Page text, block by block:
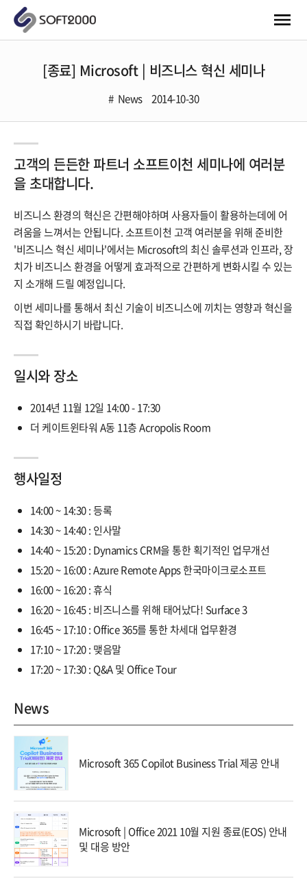
[종료] Microsoft | 비즈니스 혁신 세미나
News 2014-10-30
고객의 든든한 파트너 소프트이천 세미나에 여러분
을 초대합니다.
비즈니스 환경의 혁신은 간편해야하며 사용자들이 활용하는데에 어
려움을 느껴서는 안됩니다. 소프트이천 고객 여러분을 위해 준비한
'비즈니스 혁신 세미나'에서는 Microsoft의 최신 솔루션과 인프라, 장
치가 비즈니스 환경을 어떻게 효과적으로 간편하게 변화시킬 수 있는
지 소개해 드릴 예정입니다.
이번 세미나를 통해서 최신 기술이 비즈니스에 끼치는 영향과 혁신을
직접 확인하시기 바랍니다.
일시와 장소
2014년 11월 12일 14:00 - 17:30
더 케이트윈타워 A동 11층 Acropolis Room
행사일정
14:00 ~ 14:30 : 등록
14:30 ~ 14:40 : 인사말
14:40 ~ 15:20 : Dynamics CRM을 통한 획기적인 업무개선
15:20 ~ 16:00 : Azure Remote Apps 한국마이크로소프트
16:00 ~ 16:20 : 휴식
16:20 ~ 16:45 : 비즈니스를 위해 태어났다! Surface 3
16:45 ~ 17:10 : Office 365를 통한 차세대 업무환경
17:10 ~ 17:20 : 맺음말
17:20 ~ 17:30 : Q&A 및 Office Tour
News
Microsoft 365 Copilot Business Trial 제공 안내
Microsoft | Office 2021 10월 지원 종료(EOS) 안내
및 대응 방안